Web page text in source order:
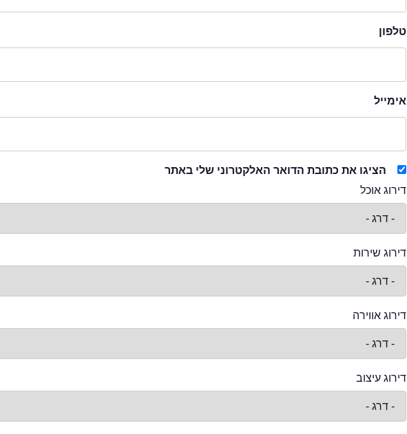
טלפון
אימייל
הציגו את כתובת הדואר האלקטרוני שלי באתר
דירוג אוכל
דירוג שירות
דירוג אווירה
דירוג עיצוב